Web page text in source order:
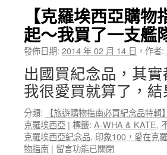
隊
【克羅埃西亞購
起～我買了一支艦
發佈日期: 2014 年 02 月 14 日 ， 作者:
出國買紀念品，其
我很愛買就算了，
分類: 【旅遊購物指南必買紀念品特輯】
克羅埃西亞 | 標籤: A-WHA & KATE,
克羅埃西亞紀念品, 印象100，愛在克
物指南 | 在
留言功能已關閉